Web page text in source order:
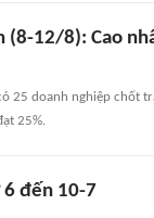
12/8): Cao
25 doanh nghiệp chốt
25%.
đến 10-7